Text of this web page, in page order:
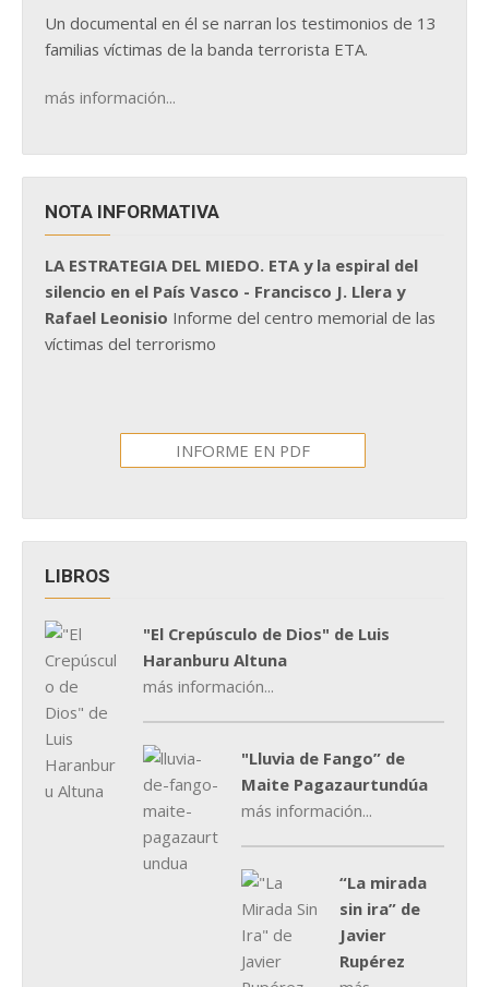
Un documental en él se narran los testimonios de 13
familias víctimas de la banda terrorista ETA.
más información...
NOTA INFORMATIVA
LA ESTRATEGIA DEL MIEDO. ETA y la espiral del
silencio en el País Vasco - Francisco J. Llera y
Rafael Leonisio Informe del centro memorial de las
víctimas del terrorismo
INFORME EN PDF
LIBROS
"El Crepúsculo de Dios" de Luis
Haranburu Altuna
más información...
"Lluvia de Fango” de
Maite Pagazaurtundúa
más información...
“La mirada
sin ira” de
Javier
Rupérez